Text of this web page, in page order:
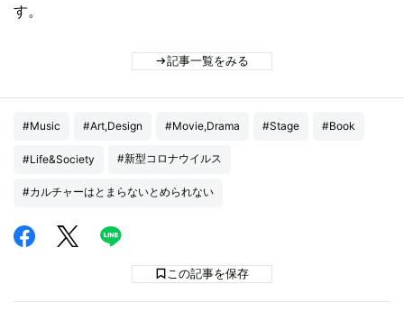
す。
記事一覧をみる
#Music #Art,Design #Movie,Drama #Stage #Book
#Life&Society #新型コロナウイルス
#カルチャーはとまらないとめられない
この記事を保存